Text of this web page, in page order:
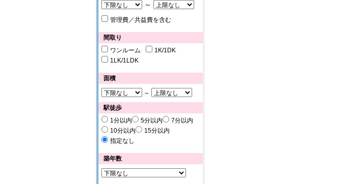
～
管理費／共益費を含む
間取り
ワンルーム
1K/1DK
1LK/1LDK
面積
～
駅徒歩
1分以内
5分以内
7分以内
10分以内
15分以内
指定なし
築年数